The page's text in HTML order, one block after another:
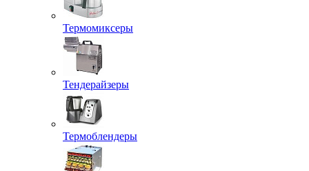
Термомиксеры
Тендерайзеры
Термоблендеры